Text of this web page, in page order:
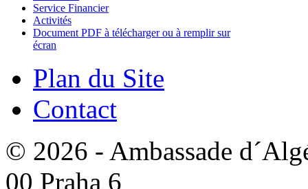
Service Financier
Activités
Document PDF à télécharger ou à remplir sur
écran
Plan du Site
Contact
© 2026 - Ambassade
00 Praha 6